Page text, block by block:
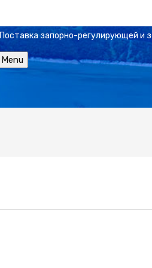
Поставка запорно-регулирующей и
Menu